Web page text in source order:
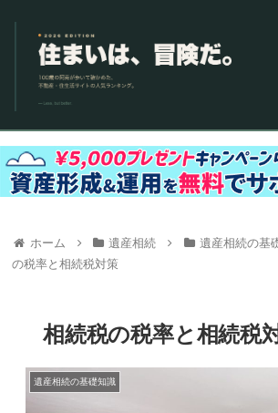
ホーム 遺産相続 遺産相続の基
の税率と相続税対策
相続税の税率と相続税
遺産相続の基礎知識